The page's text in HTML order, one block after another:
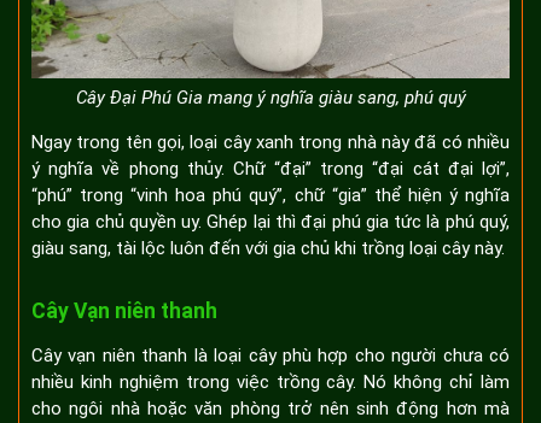
Cây Đại Phú Gia mang ý nghĩa giàu sang, phú quý
Ngay trong tên gọi, loại cây xanh trong nhà này đã có nhiều
ý nghĩa về phong thủy. Chữ “đại” trong “đại cát đại lợi”,
“phú” trong “vinh hoa phú quý”, chữ “gia” thể hiện ý nghĩa
cho gia chủ quyền uy. Ghép lại thì đại phú gia tức là phú quý,
giàu sang, tài lộc luôn đến với gia chủ khi trồng loại cây này.
Cây Vạn niên thanh
Cây vạn niên thanh là loại cây phù hợp cho người chưa có
nhiều kinh nghiệm trong việc trồng cây. Nó không chỉ làm
cho ngôi nhà hoặc văn phòng trở nên sinh động hơn mà